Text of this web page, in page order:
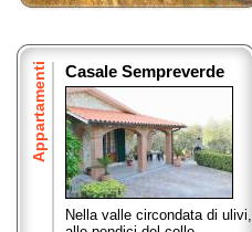
Appartamenti Casale Sempreverde
Nella valle circondata di ulivi,